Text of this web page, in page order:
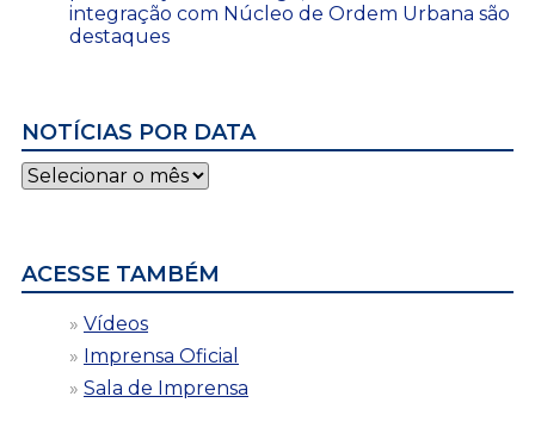
integração com Núcleo de Ordem Urbana são
destaques
NOTÍCIAS POR DATA
Notícias
por
ACESSE TAMBÉM
Vídeos
Imprensa Oficial
Sala de Imprensa